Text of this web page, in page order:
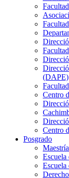
(DAPE)
Centro
Centro
Posgrado
Escuela